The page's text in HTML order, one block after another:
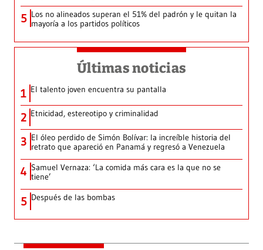
5 Los no alineados superan el 51% del padrón y le quitan la
mayoría a los partidos políticos
Últimas noticias
1 El talento joven encuentra su pantalla​
2 Etnicidad, estereotipo y criminalidad
3 El óleo perdido de Simón Bolívar: la increíble historia del
retrato que apareció en Panamá y regresó a Venezuela
4 Samuel Vernaza: ‘La comida más cara es la que no se
tiene’
5 Después de las bombas